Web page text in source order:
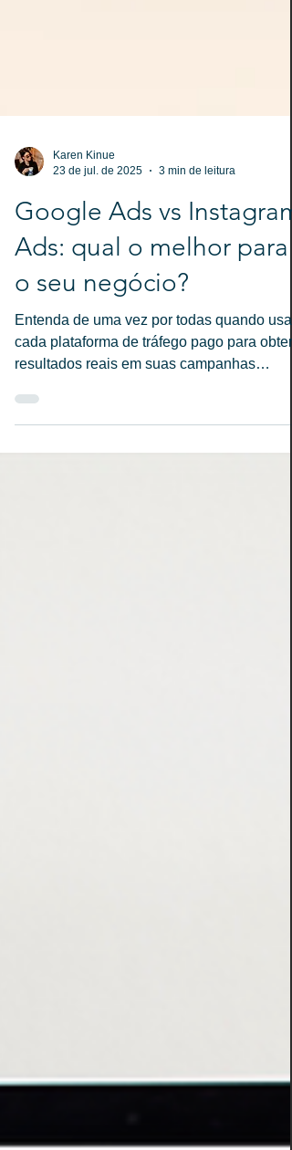
Karen Kinue
23 de jul. de 2025
Google Ads vs Instagram
Ads: qual o melhor para
o seu negócio?
Entenda de uma vez por todas quando usar
cada plataforma de tráfego pago para obter